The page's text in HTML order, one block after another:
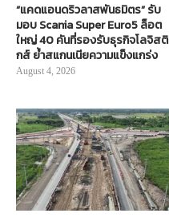
“แคดแอนดริวลาสพันธมิตร” รับ
มอบ Scania Super Euro5 ล็อต
ใหญ่ 40 คันที่รองรับธุรกิจโลจิสติ
กส์ ย้ำสแกนเนียความแข็งแกร่ง
August 4, 2026